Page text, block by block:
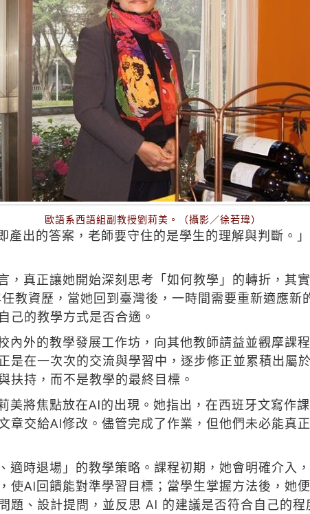
歐語系西語組副教授劉莉美。（攝影／徐若瑋）
產出的答案，老師要守住的是學生的理解與判斷。
，真正讓她開始深刻思考「如何教學」的轉折，其
教資歷，當她回到臺灣後，一時間需要重新適應新
己的教學方式是否合適。
內外的教學發展工作坊，向其他教師請益並觀摩課
是在一次次的交流與學習中，逐步修正並累積出屬
扶持，而不是教學的最終目標。
美將焦點放在AI的出現。她指出，在西班牙文寫作
章交給AI修改。儘管完成了作業，但他們未必能真
適時退場」的教學策略。課程初期，她會明確介入
使AI回饋能對準學習目標；當學生掌握方法後，她
題、設計提問，並反思 AI 的建議是否符合自己的